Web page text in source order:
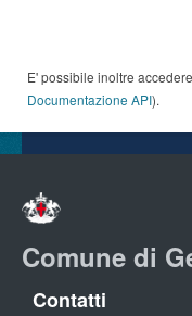
E' possibile inoltre
Documentazione API).
Comune di
Contatti